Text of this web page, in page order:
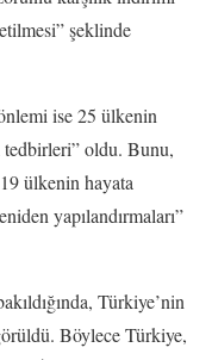
şeklinde
ise 25 ülkenin
tedbirleri” oldu. Bunu,
ülkenin hayata
yapılandırmaları”
Türkiye’nin
Böylece Türkiye,